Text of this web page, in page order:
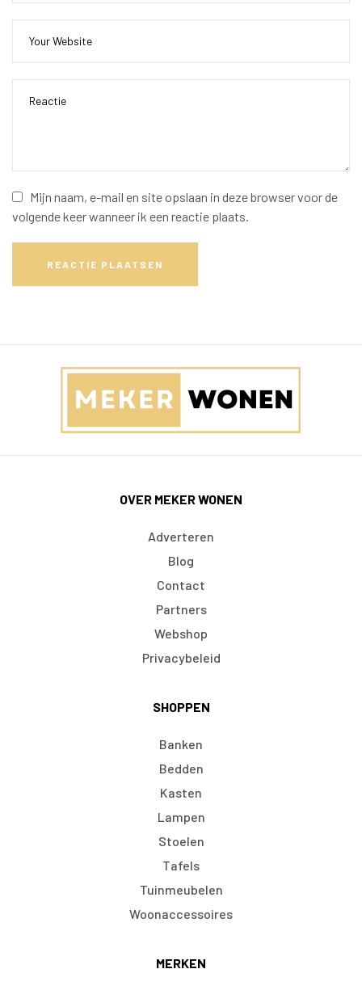
Mijn naam, e-mail en site opslaan in deze browser voor de
volgende keer wanneer ik een reactie plaats.
REACTIE PLAATSEN
OVER MEKER WONEN
Adverteren
Blog
Contact
Partners
Webshop
Privacybeleid
SHOPPEN
Banken
Bedden
Kasten
Lampen
Stoelen
Tafels
Tuinmeubelen
Woonaccessoires
MERKEN